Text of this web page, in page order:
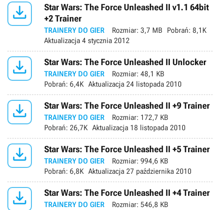

Star Wars: The Force Unleashed II v1.1 64bit
+2 Trainer
TRAINERY DO GIER Rozmiar: 3,7 MB Pobrań: 8,1K
Aktualizacja 4 stycznia 2012
 Star Wars: The Force Unleashed II Unlocker
TRAINERY DO GIER Rozmiar: 48,1 KB
Pobrań: 6,4K Aktualizacja 24 listopada 2010
 Star Wars: The Force Unleashed II +9 Trainer
TRAINERY DO GIER Rozmiar: 172,7 KB
Pobrań: 26,7K Aktualizacja 18 listopada 2010
 Star Wars: The Force Unleashed II +5 Trainer
TRAINERY DO GIER Rozmiar: 994,6 KB
Pobrań: 6,8K Aktualizacja 27 października 2010
 Star Wars: The Force Unleashed II +4 Trainer
TRAINERY DO GIER Rozmiar: 546,8 KB